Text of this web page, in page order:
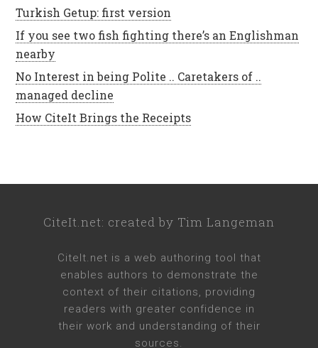
Turkish Getup: first version
If you see two fish fighting there’s an Englishman
nearby
No Interest in being Polite .. Caretakers of ..
managed decline
How CiteIt Brings the Receipts
CiteIt.net: created by Tim Langeman
CiteIt.net is a web authoring tool that
enables authors to demonstrate the
context of their citations, providing
readers with greater confidence in
their work and understanding of their
sources.